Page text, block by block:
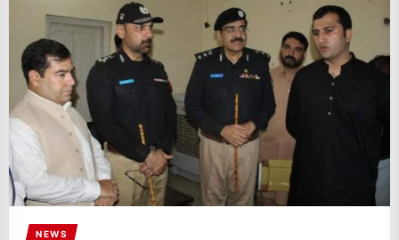
BROADCASTS
NEWS
UPDATE,
CURRENT
AFFAIRS
&
ENTERTAINMENT
SHOWS
NEWS